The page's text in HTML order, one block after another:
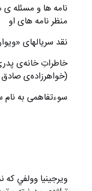
نامه ها و مسئله
منظر نامه های او
نقد سریالهای
خاطراتِ خانه‌ی
(خواهرزاده‌ی
سوءتفاهمی به
ويرجينيا وولفي كه